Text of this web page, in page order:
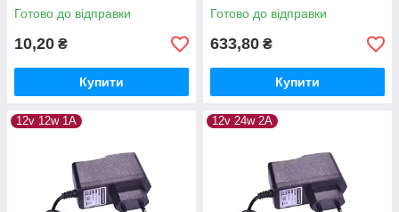
Готово до відправки
10,20 ₴
Купити
Готово до відправки
633,80 ₴
Купити
12v 12w 1A 12v 24w 2A